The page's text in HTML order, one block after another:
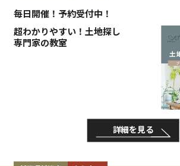
毎日開催！予約受付中！
超わかりやすい！土地探し
専門家の教室
詳細を見る